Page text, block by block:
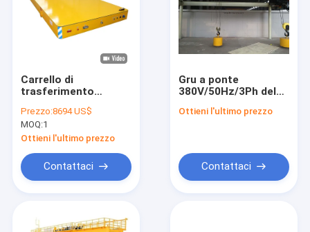
Carrello di
trasferimento
trasporto pesante da
20 T. Distanza di
marcia 50-500 m
Prezzo:8694 US$
MOQ:1
Ottieni l'ultimo prezzo
Contattaci
Gru a ponte
380V/50Hz/3Ph del
capacità della gru
CD/MD/HC singola su
misura
Ottieni l'ultimo prezzo
Contattaci